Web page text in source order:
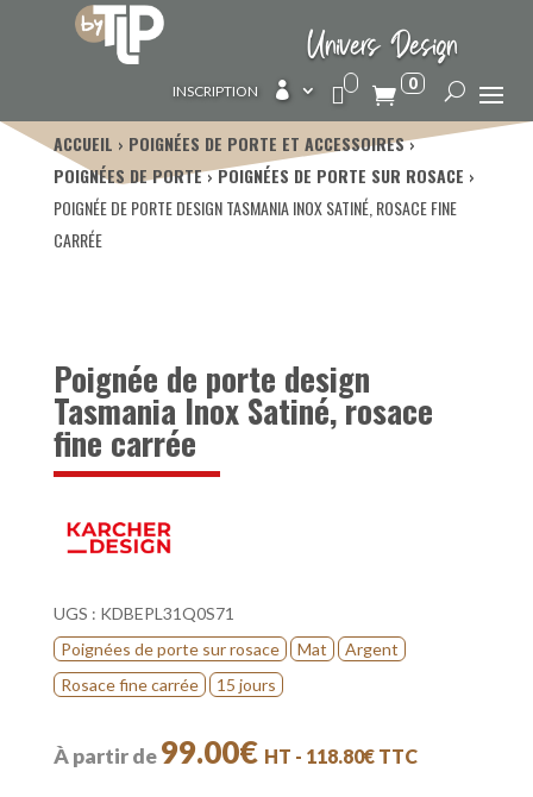
Univers Design
INSCRIPTION  0
ACCUEIL
POIGNÉES DE PORTE ET ACCESSOIRES
POIGNÉES DE PORTE
POIGNÉES DE PORTE SUR ROSACE
POIGNÉE DE PORTE DESIGN TASMANIA INOX SATINÉ, ROSACE FINE
CARRÉE
Poignée de porte design
Tasmania Inox Satiné, rosace
fine carrée
UGS : KDBEPL31Q0S71
Poignées de porte sur rosace
Mat
Argent
Rosace fine carrée
15 jours
À partir de99.00€ HT - 118.80€TTC